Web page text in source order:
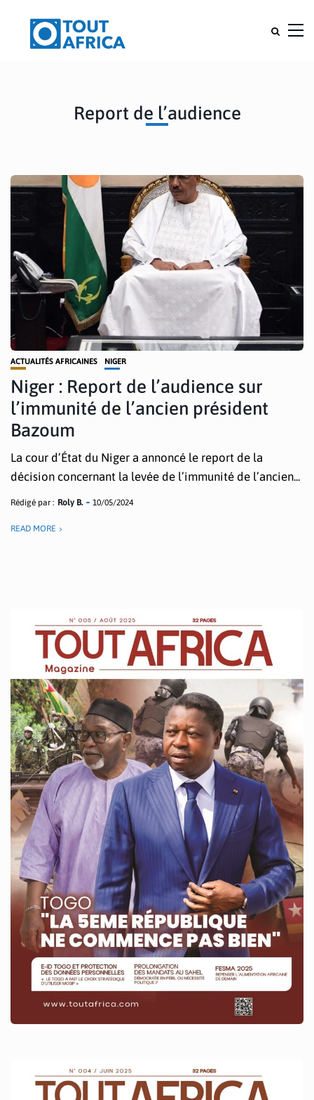
Report de l’audience
ACTUALITÉS AFRICAINES NIGER
Niger : Report de l’audience sur
l’immunité de l’ancien président
Bazoum
La cour d’État du Niger a annoncé le report de la
décision concernant la levée de l’immunité de l’ancien...
Rédigé par : Roly B. 10/05/2024
READ MORE